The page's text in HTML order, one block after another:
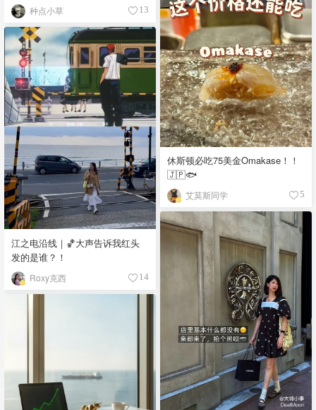
种点小草 13
休斯顿必吃75美金Omakase！！
🇯🇵🐟
艾莫斯同学 5
江之电沿线｜🏀大声告诉我红头
发的是谁？！
Roxy克西 14